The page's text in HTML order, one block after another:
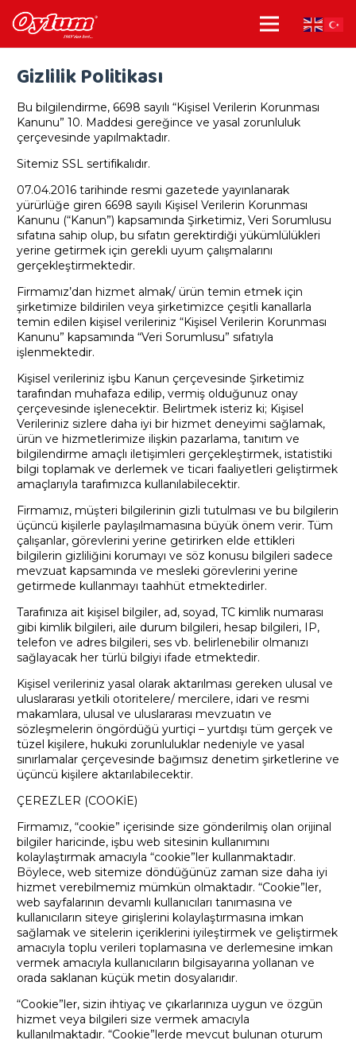
Gizlilik Politikası
Bu bilgilendirme, 6698 sayılı “Kişisel Verilerin Korunması
Kanunu” 10. Maddesi gereğince ve yasal zorunluluk
çerçevesinde yapılmaktadır.
Sitemiz SSL sertifikalıdır.
07.04.2016 tarihinde resmi gazetede yayınlanarak
yürürlüğe giren 6698 sayılı Kişisel Verilerin Korunması
Kanunu (“Kanun”) kapsamında Şirketimiz, Veri Sorumlusu
sıfatına sahip olup, bu sıfatın gerektirdiği yükümlülükleri
yerine getirmek için gerekli uyum çalışmalarını
gerçekleştirmektedir.
Firmamız’dan hizmet almak/ ürün temin etmek için
şirketimize bildirilen veya şirketimizce çeşitli kanallarla
temin edilen kişisel verileriniz “Kişisel Verilerin Korunması
Kanunu” kapsamında “Veri Sorumlusu” sıfatıyla
işlenmektedir.
Kişisel verileriniz işbu Kanun çerçevesinde Şirketimiz
tarafından muhafaza edilip, vermiş olduğunuz onay
çerçevesinde işlenecektir. Belirtmek isteriz ki; Kişisel
Verileriniz sizlere daha iyi bir hizmet deneyimi sağlamak,
ürün ve hizmetlerimize ilişkin pazarlama, tanıtım ve
bilgilendirme amaçlı iletişimleri gerçekleştirmek, istatistiki
bilgi toplamak ve derlemek ve ticari faaliyetleri geliştirmek
amaçlarıyla tarafımızca kullanılabilecektir.
Firmamız, müşteri bilgilerinin gizli tutulması ve bu bilgilerin
üçüncü kişilerle paylaşılmamasına büyük önem verir. Tüm
çalışanlar, görevlerini yerine getirirken elde ettikleri
bilgilerin gizliliğini korumayı ve söz konusu bilgileri sadece
mevzuat kapsamında ve mesleki görevlerini yerine
getirmede kullanmayı taahhüt etmektedirler.
Tarafınıza ait kişisel bilgiler, ad, soyad, TC kimlik numarası
gibi kimlik bilgileri, aile durum bilgileri, hesap bilgileri, IP,
telefon ve adres bilgileri, ses vb. belirlenebilir olmanızı
sağlayacak her türlü bilgiyi ifade etmektedir.
Kişisel verileriniz yasal olarak aktarılması gereken ulusal ve
uluslararası yetkili otoritelere/ mercilere, idari ve resmi
makamlara, ulusal ve uluslararası mevzuatın ve
sözleşmelerin öngördüğü yurtiçi – yurtdışı tüm gerçek ve
tüzel kişilere, hukuki zorunluluklar nedeniyle ve yasal
sınırlamalar çerçevesinde bağımsız denetim şirketlerine ve
üçüncü kişilere aktarılabilecektir.
ÇEREZLER (COOKİE)
Firmamız, “cookie” içerisinde size gönderilmiş olan orijinal
bilgiler haricinde, işbu web sitesinin kullanımını
kolaylaştırmak amacıyla “cookie”ler kullanmaktadır.
Böylece, web sitemize döndüğünüz zaman size daha iyi
hizmet verebilmemiz mümkün olmaktadır. “Cookie”ler,
web sayfalarının devamlı kullanıcıları tanımasına ve
kullanıcıların siteye girişlerini kolaylaştırmasına imkan
sağlamak ve sitelerin içeriklerini iyileştirmek ve geliştirmek
amacıyla toplu verileri toplamasına ve derlemesine imkan
vermek amacıyla kullanıcıların bilgisayarına yollanan ve
orada saklanan küçük metin dosyalarıdır.
“Cookie”ler, sizin ihtiyaç ve çıkarlarınıza uygun ve özgün
hizmet veya bilgileri size vermek amacıyla
kullanılmaktadır. “Cookie”lerde mevcut bulunan oturum